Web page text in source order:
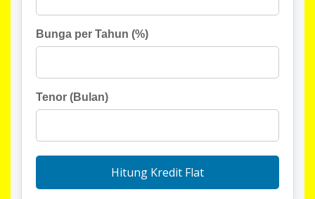
Bunga per Tahun (%)
Tenor (Bulan)
Hitung Kredit Flat